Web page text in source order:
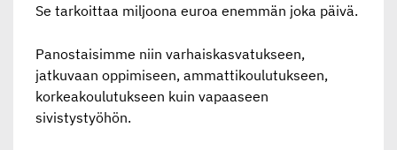
Se tarkoittaa miljoona euroa enemmän joka päivä.
Panostaisimme niin varhaiskasvatukseen,
jatkuvaan oppimiseen, ammattikoulutukseen,
korkeakoulutukseen kuin vapaaseen
sivistystyöhön.